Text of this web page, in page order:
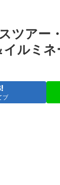
ツアー
ルミ
ブ